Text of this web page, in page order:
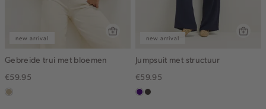
new arrival
Gebreide trui met bloemen
€59.95
lichtzand
new arrival
Jumpsuit met structuur
€59.95
indigochoco